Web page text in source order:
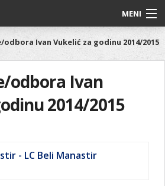
MENI
odbora Ivan Vukelić za godinu 2014/2015
odbora Ivan
2014/2015
- LC Beli Manastir